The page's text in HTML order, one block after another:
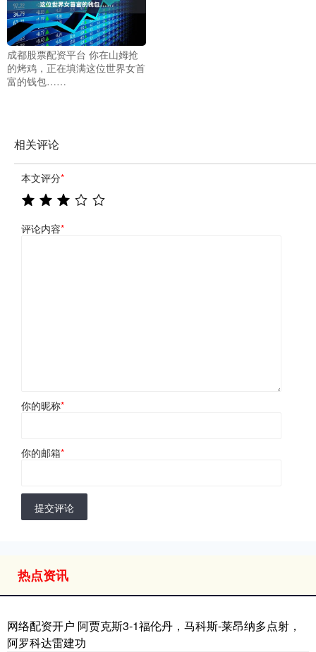
成都股票配资平台 你在山姆抢
的烤鸡，正在填满这位世界女首
富的钱包……
相关评论
本文评分*
评论内容*
你的昵称*
你的邮箱*
提交评论
热点资讯
网络配资开户 阿贾克斯3-1福伦丹，马科斯-莱昂纳多点射，
阿罗科达雷建功